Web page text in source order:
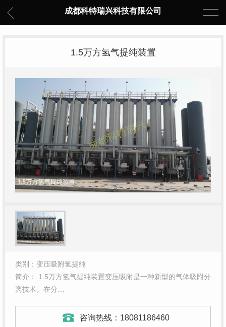
成都科特瑞兴科技有限公司
1.5万方氢气提纯装置
类别：变压吸附氢提纯
简介： 1.5万方氢气提纯装置变压吸附是一种新型的气体吸附分
离技术。在分…
咨询热线： 18081186460